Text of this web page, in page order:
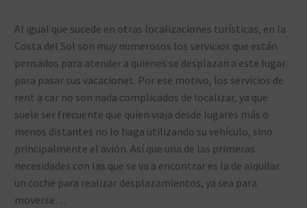
Al igual que sucede en otras localizaciones turísticas, en la
Costa del Sol son muy numerosos los servicios que están
pensados para atender a quienes se desplazan a este lugar
para pasar sus vacaciones. Por ese motivo, los servicios de
rent a car no son nada complicados de localizar, ya que
suele ser frecuente que quien viaja desde lugares más o
menos distantes no lo haga utilizando su vehículo, sino
principalmente el avión. Así que una de las primeras
necesidades con las que se va a encontrar es la de alquilar
un coche para realizar desplazamientos, ya sea para
moverse…